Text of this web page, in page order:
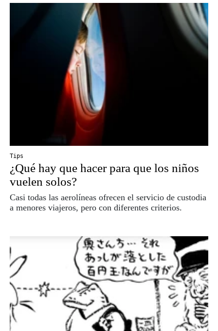
Tips
¿Qué hay que hacer para que los niños
vuelen solos?
Casi todas las aerolíneas ofrecen el servicio de custodia
a menores viajeros, pero con diferentes criterios.